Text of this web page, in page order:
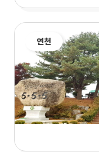
연천